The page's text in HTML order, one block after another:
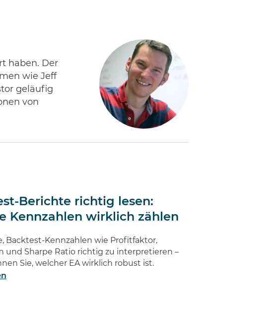
haben. Der
wie Jeff
geläufig
von
Berichte richtig lesen:
Kennzahlen wirklich zählen
Backtest-Kennzahlen wie Profitfaktor,
und Sharpe Ratio richtig zu interpretieren –
Sie, welcher EA wirklich robust ist.